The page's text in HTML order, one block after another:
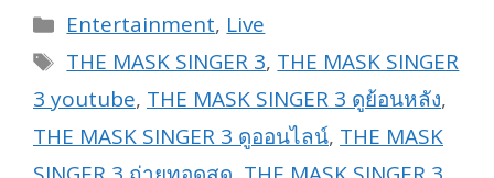
Categories
Entertainment, Live
Tags
THE MASK SINGER 3, THE MASK SINGER
3 youtube, THE MASK SINGER 3 ดูย้อนหลัง,
THE MASK SINGER 3 ดูออนไลน์, THE MASK